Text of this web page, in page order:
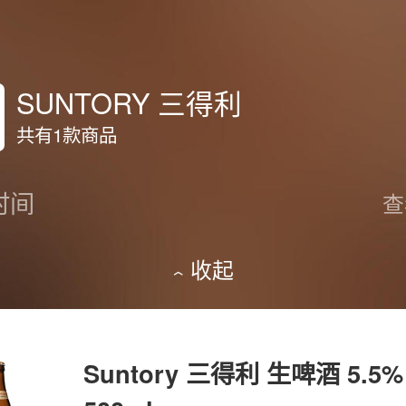
SUNTORY 三得利
共有1款商品
收起
Suntory 三得利 生啤酒 5.5%